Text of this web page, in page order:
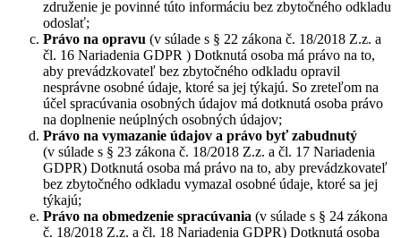
združenie je povinné túto informáciu bez zbytočného odkladu
odoslať;
Právo na opravu (v súlade s § 22 zákona č. 18/2018 Z.z. a
čl. 16 Nariadenia GDPR ) Dotknutá osoba má právo na to,
aby prevádzkovateľ bez zbytočného odkladu opravil
nesprávne osobné údaje, ktoré sa jej týkajú. So zreteľom na
účel spracúvania osobných údajov má dotknutá osoba právo
na doplnenie neúplných osobných údajov;
Právo na vymazanie údajov a právo byť zabudnutý
(v súlade s § 23 zákona č. 18/2018 Z.z. a čl. 17 Nariadenia
GDPR) Dotknutá osoba má právo na to, aby prevádzkovateľ
bez zbytočného odkladu vymazal osobné údaje, ktoré sa jej
týkajú;
Právo na obmedzenie spracúvania (v súlade s § 24 zákona
č. 18/2018 Z.z. a čl. 18 Nariadenia GDPR) Dotknutá osoba